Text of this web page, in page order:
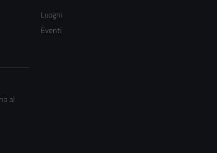
Luoghi
Eventi
al